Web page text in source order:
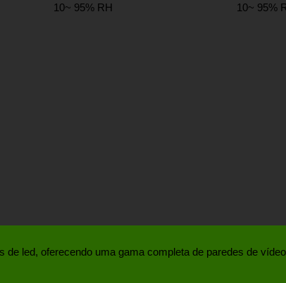
10~ 95% RH 10~ 95%
led, oferecendo uma gama completa de paredes de